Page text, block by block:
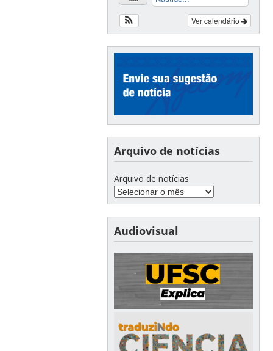
Ver calendário
Arquivo de notícias
Arquivo de notícias
Audiovisual